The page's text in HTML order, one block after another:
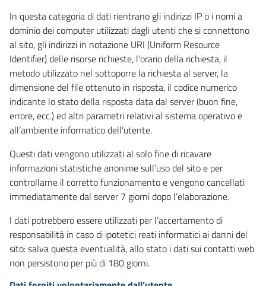
In questa categoria di dati rientrano gli indirizzi IP o i nomi a
dominio dei computer utilizzati dagli utenti che si connettono
al sito, gli indirizzi in notazione URI (Uniform Resource
Identifier) delle risorse richieste, l’orario della richiesta, il
metodo utilizzato nel sottoporre la richiesta al server, la
dimensione del file ottenuto in risposta, il codice numerico
indicante lo stato della risposta data dal server (buon fine,
errore, ecc.) ed altri parametri relativi al sistema operativo e
all’ambiente informatico dell’utente.
Questi dati vengono utilizzati al solo fine di ricavare
informazioni statistiche anonime sull’uso del sito e per
controllarne il corretto funzionamento e vengono cancellati
immediatamente dal server 7 giorni dopo l’elaborazione.
I dati potrebbero essere utilizzati per l’accertamento di
responsabilità in caso di ipotetici reati informatici ai danni del
sito: salva questa eventualità, allo stato i dati sui contatti web
non persistono per più di 180 giorni.